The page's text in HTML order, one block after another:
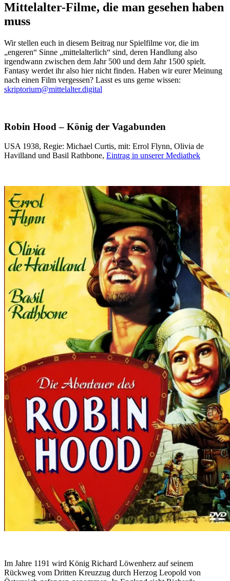
Mittelalter-Filme, die man gesehen haben
muss
Wir stellen euch in diesem Beitrag nur Spielfilme vor, die im
„engeren“ Sinne „mittelalterlich“ sind, deren Handlung also
irgendwann zwischen dem Jahr 500 und dem Jahr 1500 spielt.
Fantasy werdet ihr also hier nicht finden. Haben wir eurer Meinung
nach einen Film vergessen? Lasst es uns gerne wissen:
skriptorium@mittelalter.digital
Robin Hood – König der Vagabunden
USA 1938, Regie: Michael Curtis, mit: Errol Flynn, Olivia de
Havilland und Basil Rathbone, Eintrag in unserer Mediathek
Im Jahre 1191 wird König Richard Löwenherz auf seinem
Rückweg vom Dritten Kreuzzug durch Herzog Leopold von